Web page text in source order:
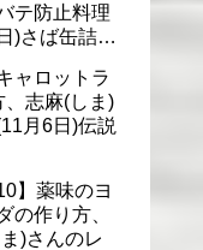
テ防止料理
)さば缶詰で
ャロットラ
志麻(しま)
月6日)伝説
】薬味のヨ
の作り方、
)さんのレ